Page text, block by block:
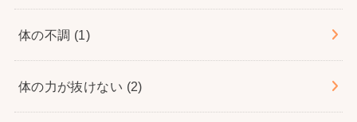
体の不調 (1)
体の力が抜けない (2)